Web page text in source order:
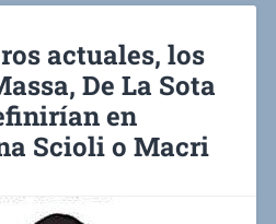
actuales, los
De La Sota
en
Scioli o Macri